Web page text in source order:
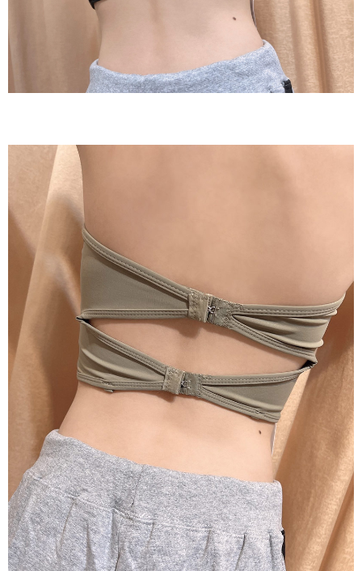
※ 交易是否成功請以「AFTEE先享後付 」之結帳頁面顯示為準，若有關於
是否繳費成功／繳費後需取消欲退款等相關疑問，請聯繫「AFTEE先享後付
https://netprotections.freshdesk.com/support/home
１．透過由恩沛科技股份有限公司提供之「AFTEE先享後付」服務完成之交
易，需依本服務之必要範圍內提供個人資料，並將交易相關給付款項請求債
３．未成年的使用者請事先徵得法定代理人或監護人之同意方可使用
「AFTEE先享後付」，若未經同意申辦者引起之損失，本公司不負相關責
４．使用「AFTEE先享後付」時，將依據個別帳號之用戶狀況，依本公司即
時審查核予不同之上限額度；若仍有額度不足之情形，本公司將視審查結果
請求用戶進行身份認證。
５．嚴禁一人註冊多個帳號或使用他人資訊註冊。若發現惡意使用之情形，
恩沛科技股份有限公司將有權停止該用戶之使用額度並採取法律行動。
付款後7-11取貨
每筆NT$70，滿NT$1,500(含以上)免運費
黑貓貨到付款
每筆NT$120，滿NT$2,000(含以上)免運費